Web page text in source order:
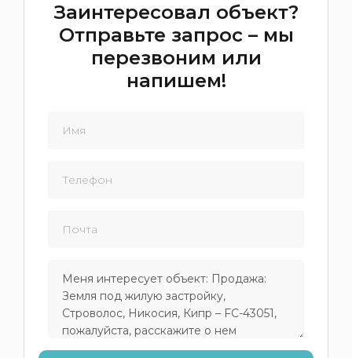
Заинтересовал объект?
Отправьте запрос – мы
перезвоним или
напишем!